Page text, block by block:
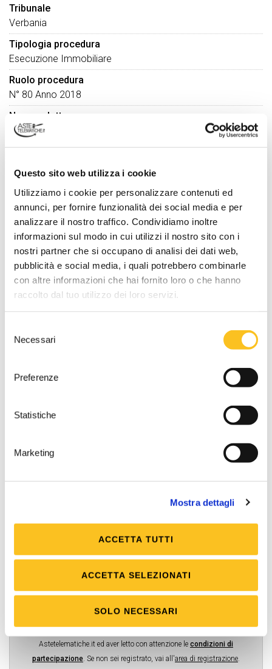
Questo sito web utilizza i cookie
Utilizziamo i cookie per personalizzare contenuti ed
annunci, per fornire funzionalità dei social media e per
analizzare il nostro traffico. Condividiamo inoltre
informazioni sul modo in cui utilizzi il nostro sito con i
nostri partner che si occupano di analisi dei dati web,
pubblicità e social media, i quali potrebbero combinarle
con altre informazioni che hai fornito loro o che hanno
raccolto dal tuo utilizzo dei loro servizi.
delNecessari
Preferenze
Statistiche
Marketing
Mostra dettagli
ACCETTA TUTTI
ACCETTA SELEZIONATI
SOLO NECESSARI
Tribunale
Verbania
Tipologia procedura
Esecuzione Immobiliare
Ruolo procedura
N° 80 Anno 2018
Numero lotto
4
Descrizione lotto
DATI VENDITA
Referente vendita
Dott. Antonietta Sacco
Tipo di vendita
Asincrona
Termine presentazione offerte
22/06/2026 12:00:00
23/06/2026 16:16:01
bonifico bancario c/c
Tribunale di Verbania presso Banca Popolare di
Firma digitale
Scheda dettagliata visionabile anche suwww.astegiudiziarie.it
Per partecipare alla vendita telematica occorre essere registrati al portale
Astetelematiche.it ed aver letto con attenzione le condizioni di
partecipazione. Se non sei registrato, vai all'area di registrazione.